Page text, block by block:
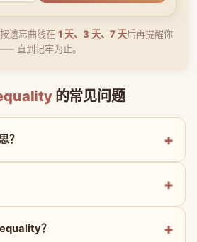
遗忘曲线在 1 天、3 天、7 天后再提醒你
直到记牢为止。
的常见问题
？
？